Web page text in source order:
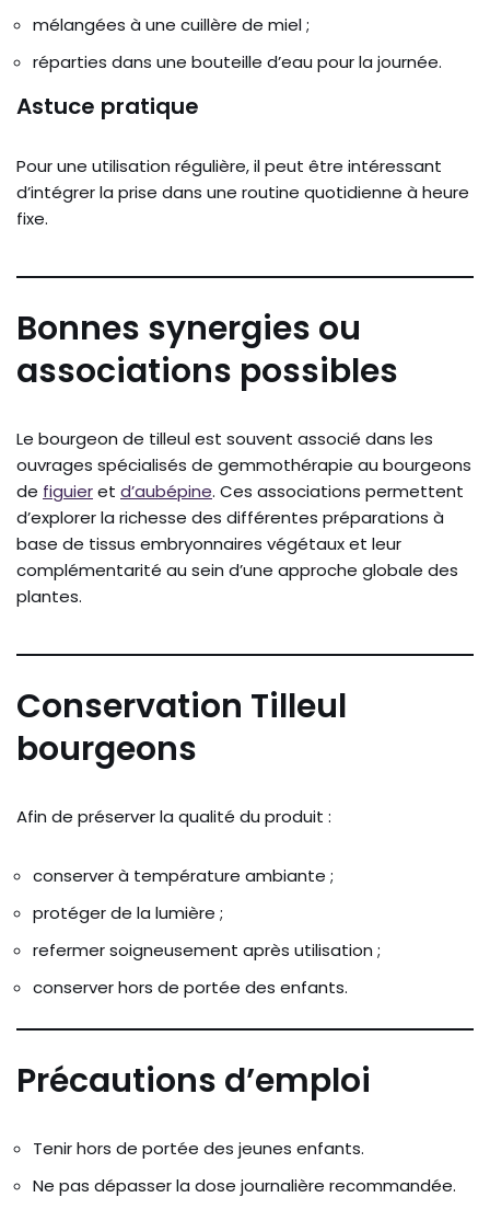
mélangées à une cuillère de miel ;
réparties dans une bouteille d’eau pour la journée.
Astuce pratique
Pour une utilisation régulière, il peut être intéressant
d’intégrer la prise dans une routine quotidienne à heure
fixe.
Bonnes synergies ou
associations possibles
Le bourgeon de tilleul est souvent associé dans les
ouvrages spécialisés de gemmothérapie au bourgeons
de figuieret d’aubépine. Ces associations permettent
d’explorer la richesse des différentes préparations à
base de tissus embryonnaires végétaux et leur
complémentarité au sein d’une approche globale des
plantes.
Conservation Tilleul
bourgeons
Afin de préserver la qualité du produit :
conserver à température ambiante ;
protéger de la lumière ;
refermer soigneusement après utilisation ;
conserver hors de portée des enfants.
Précautions d’emploi
Tenir hors de portée des jeunes enfants.
Ne pas dépasser la dose journalière recommandée.